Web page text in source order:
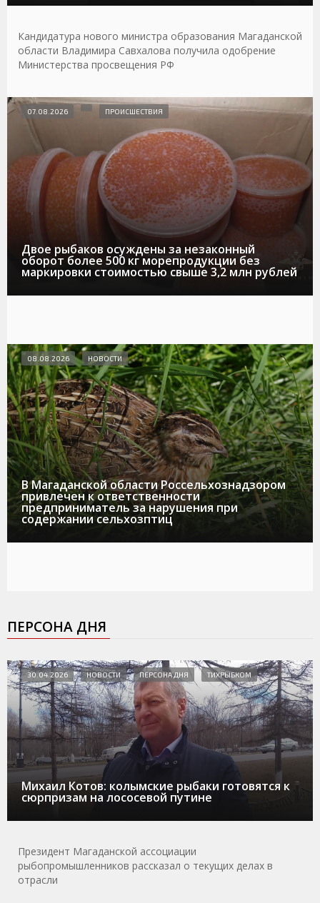
Кандидатура нового министра образования Магаданской
области Владимира Савхалова получила одобрение
Министерства просвещения РФ
Двое рыбаков осуждены за незаконный
оборот более 500 кг морепродукции без
маркировки стоимостью свыше 3,2 млн рублей
07.08.2026 ПРОИСШЕСТВИЯ
В Магаданской области Россельхознадзором
привлечен к ответственности
предприниматель за нарушения при
содержании сельхозптиц
08.08.2026 НОВОСТИ
ПЕРСОНА ДНЯ
Михаил Котов: колымские рыбаки готовятся к
сюрпризам на лососевой путине
30.04.2026 НОВОСТИ ПЕРСОНА ДНЯ ТИХРЫБКОМ
Президент Магаданской ассоциации
рыбопромышленников рассказал о текущих делах в
отрасли